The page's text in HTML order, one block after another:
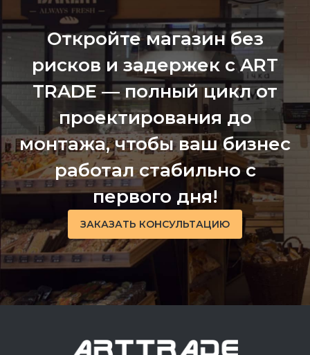
Откройте магазин без
рисков и задержек с ART
TRADE — полный цикл от
проектирования до
монтажа, чтобы ваш бизнес
работал стабильно с
первого дня!
ЗАКАЗАТЬ КОНСУЛЬТАЦИЮ